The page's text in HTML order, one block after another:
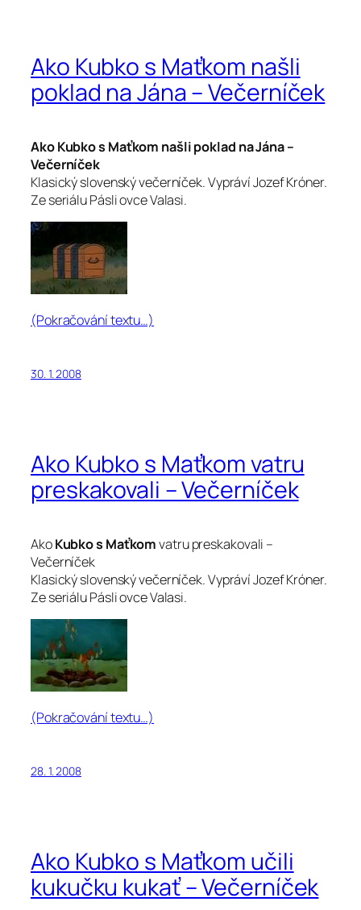
Ako Kubko s Maťkom našli
poklad na Jána – Večerníček
Ako Kubko s Maťkom našli poklad na Jána –
Večerníček
Klasický slovenský večerníček. Vypráví Jozef Króner.
Ze seriálu Pásli ovce Valasi.
(Pokračování textu…)
30. 1. 2008
Ako Kubko s Maťkom vatru
preskakovali – Večerníček
AkoKubko s Maťkomvatru preskakovali –
Večerníček
Klasický slovenský večerníček. Vypráví Jozef Króner.
Ze seriálu Pásli ovce Valasi.
(Pokračování textu…)
28. 1. 2008
Ako Kubko s Maťkom učili
kukučku kukať – Večerníček